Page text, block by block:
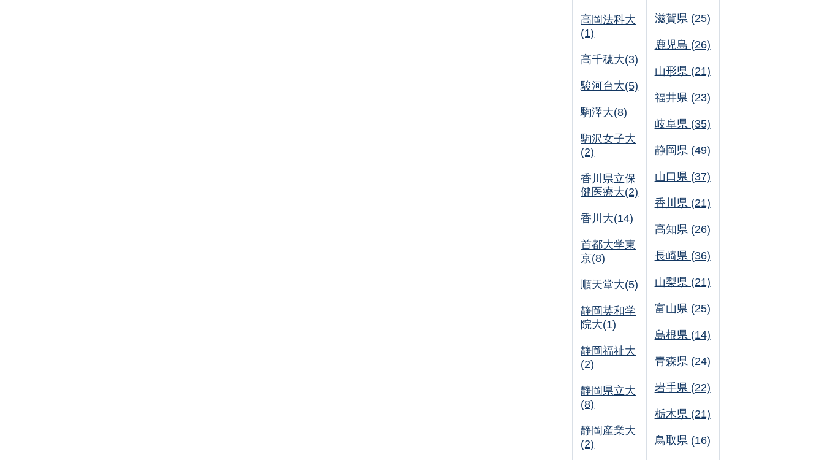
高岡法科大
(1)
高千穂大(3)
駿河台大(5)
駒澤大(8)
駒沢女子大
(2)
香川県立保
健医療大(2)
香川大(14)
首都大学東
京(8)
順天堂大(5)
静岡英和学
院大(1)
静岡福祉大
(2)
静岡県立大
(8)
静岡産業大
(2)
滋賀県 (25)
鹿児島 (26)
山形県 (21)
福井県 (23)
岐阜県 (35)
静岡県 (49)
山口県 (37)
香川県 (21)
高知県 (26)
長崎県 (36)
山梨県 (21)
富山県 (25)
島根県 (14)
青森県 (24)
岩手県 (22)
栃木県 (21)
鳥取県 (16)